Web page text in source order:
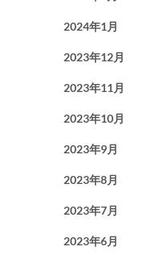
2024年1月
2023年12月
2023年11月
2023年10月
2023年9月
2023年8月
2023年7月
2023年6月